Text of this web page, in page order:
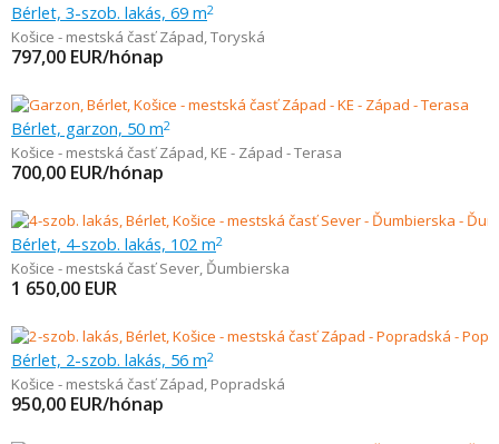
Bérlet, 3-szob. lakás, 69 m2
Košice - mestská časť Západ,Toryská
797,00 EUR/hónap
Bérlet, garzon, 50 m2
Košice - mestská časť Západ, KE - Západ - Terasa
700,00 EUR/hónap
Bérlet, 4-szob. lakás, 102 m2
Košice - mestská časť Sever, Ďumbierska
1 650,00 EUR
Bérlet, 2-szob. lakás, 56 m2
Košice - mestská časť Západ, Popradská
950,00 EUR/hónap